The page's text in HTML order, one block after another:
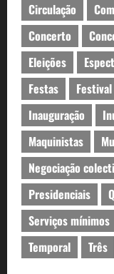
Circulação
Concerto
Eleições
Festas
Festival
Inauguração
Maquinistas
Negociação
Presidenciais
Serviços mínimos
Temporal
Três